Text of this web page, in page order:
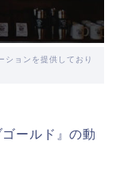
ションを提供しており
ールド』の動